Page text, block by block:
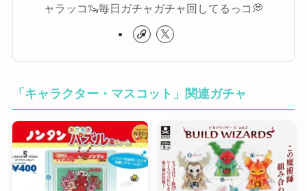
ャラッコ🦦毎日ガチャガチャ回してるっコ💭
「キャラクター・マスコット」関連ガチャ